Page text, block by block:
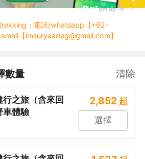
請選擇
；電話/whatsapp【+62-
【imsuryaadeg@gmail.com】
數量 清除
之旅（含來回
車體驗
2,852 起
選擇